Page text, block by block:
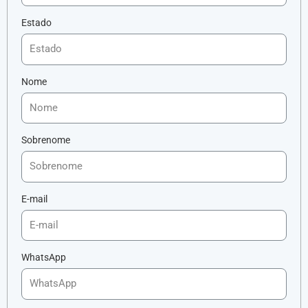
Estado
Nome
Sobrenome
E-mail
WhatsApp